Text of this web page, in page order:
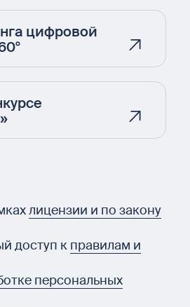
цифровой
лицензии и по закону
доступ к правилам и
персональных